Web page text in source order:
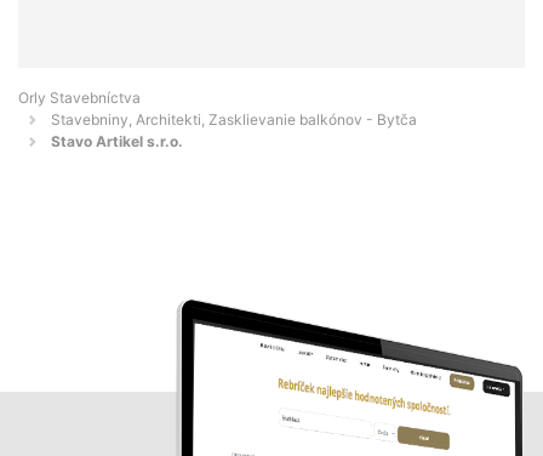
Orly Stavebníctva
Stavebniny, Architekti, Zasklievanie balkónov - Bytča
Stavo Artikel s.r.o.